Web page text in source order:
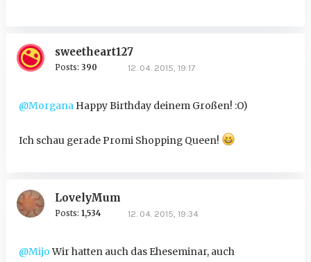
sweetheart127
Posts: 390 12. 04. 2015, 19:17
@MorganaHappy Birthday deinem Großen! :O)
Ich schau gerade Promi Shopping Queen!
LovelyMum
Posts: 1,534 12. 04. 2015, 19:34
@MijoWir hatten auch das Eheseminar, auch